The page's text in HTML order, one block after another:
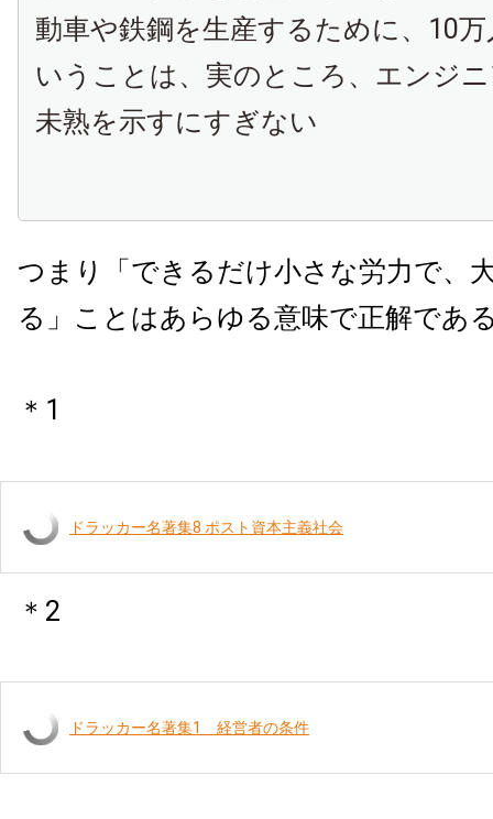
動車や鉄鋼を生産するために、10
いうことは、実のところ、エンジ
未熟を示すにすぎない
つまり「できるだけ小さな労力で、
る」ことはあらゆる意味で正解であ
＊1
ドラッカー名著集8 ポスト資本主義社会
＊2
ドラッカー名著集1 経営者の条件